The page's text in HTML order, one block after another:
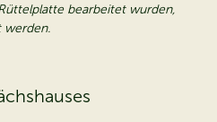
bearbeitet wurden,
werden.